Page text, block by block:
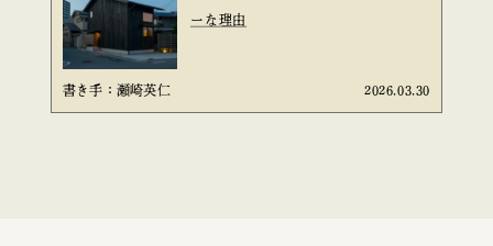
ーな理由
書き手：瀬崎英仁 2026.03.30